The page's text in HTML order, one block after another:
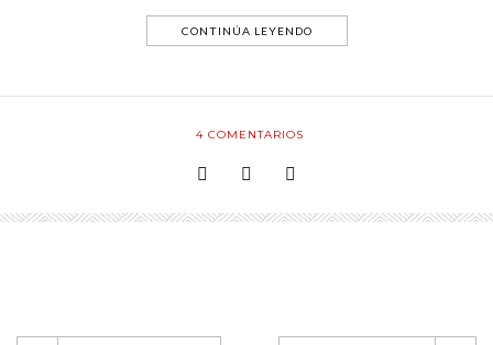
CONTINÚA LEYENDO
4COMENTARIOS